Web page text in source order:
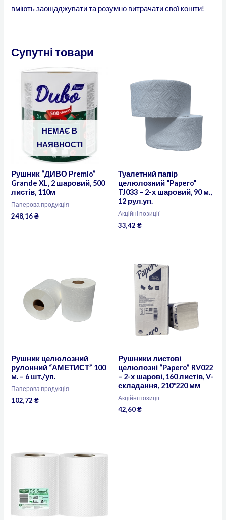
вміють заощаджувати та розумно витрачати свої кошти!
Супутні товари
НЕМАЄ В
НАЯВНОСТІ
Рушник “ДИВО Premio”
Grande XL, 2 шаровий, 500
листів, 110м
Паперова продукція
248,16₴
Туалетний папір
целюлозний “Papero”
TJ033 – 2-х шаровий, 90 м.,
12 рул.уп.
Акційні позиції
33,42 ₴
Рушник целюлозний
рулонний “АМЕТИСТ” 100
м. – 6 шт./уп.
Паперова продукція
102,72₴
Рушники листові
целюлозні “Papero” RV022
– 2-х шарові, 160 листів, V-
складання, 210*220 мм
Акційні позиції
42,60₴